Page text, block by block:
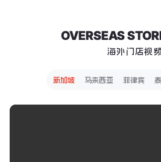
OVERSEAS
海外门店视
新加坡 马来西亚 菲律宾